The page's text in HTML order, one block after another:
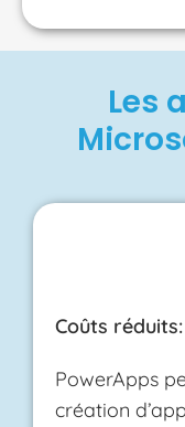
Les
Coûts réduits:
PowerApps
création